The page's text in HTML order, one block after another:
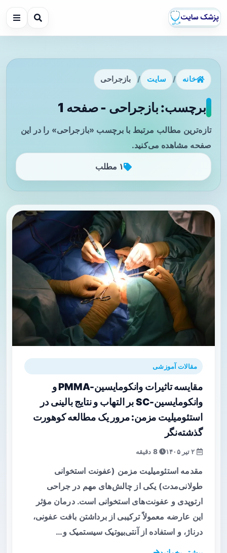
خانه / سایت / بازجراحی
برچسب: بازجراحی - صفحه 1
تازه‌ترین مطالب مرتبط با برچسب «بازجراحی» را در این
صفحه مشاهده می‌کنید.
۱ مطلب
مقالات آموزشی
مقایسه تاثیرات وانکومایسین-PMMA و
وانکومایسین-SC بر التهاب و نتایج بالینی در
استئومیلیت مزمن: مرور یک مطالعه کوهورت
گذشته‌نگر
8 دقیقه
مقدمه استئومیلیت مزمن (عفونت استخوانی
طولانی‌مدت) یکی از چالش‌های مهم در جراحی
ارتوپدی و عفونت‌های استخوانی است. درمان مؤثر
این عارضه معمولاً ترکیبی از برداشتن بافت عفونی،
درناژ، و استفاده از آنتی‌بیوتیک سیستمیک و…